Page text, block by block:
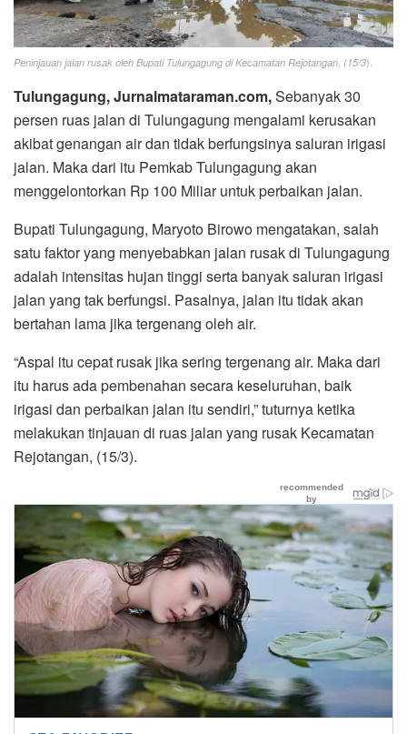
Peninjauan jalan rusak oleh Bupati Tulungagung di Kecamatan Rejotangan, (15/3).
Tulungagung, Jurnalmataraman.com,Sebanyak 30
persen ruas jalan di Tulungagung mengalami kerusakan
akibat genangan air dan tidak berfungsinya saluran irigasi
jalan. Maka dari itu Pemkab Tulungagung akan
menggelontorkan Rp 100 Miliar untuk perbaikan jalan.
Bupati Tulungagung, Maryoto Birowo mengatakan, salah
satu faktor yang menyebabkan jalan rusak di Tulungagung
adalah intensitas hujan tinggi serta banyak saluran irigasi
jalan yang tak berfungsi. Pasalnya, jalan itu tidak akan
bertahan lama jika tergenang oleh air.
“Aspal itu cepat rusak jika sering tergenang air. Maka dari
itu harus ada pembenahan secara keseluruhan, baik
irigasi dan perbaikan jalan itu sendiri,” tuturnya ketika
melakukan tinjauan di ruas jalan yang rusak Kecamatan
Rejotangan, (15/3).